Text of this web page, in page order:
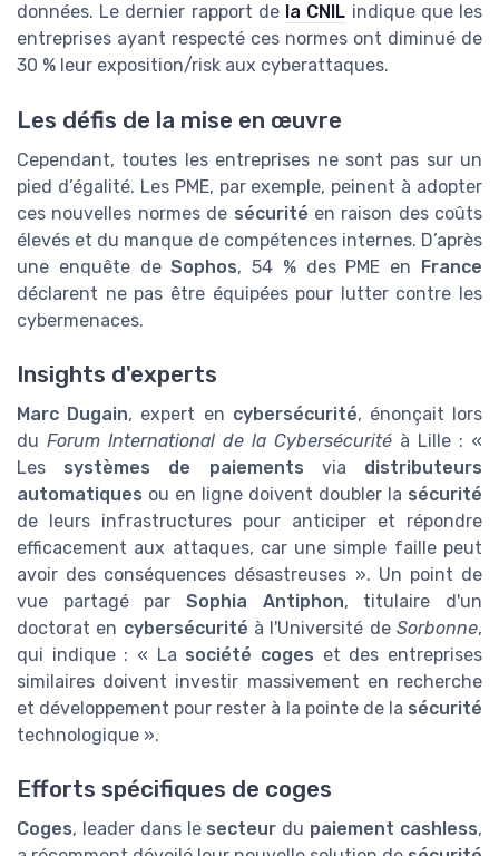
données. Le dernier rapport de la CNIL indique que les
entreprises ayant respecté ces normes ont diminué de
30 % leur exposition/risk aux cyberattaques.
Les défis de la mise en œuvre
Cependant, toutes les entreprises ne sont pas sur un
pied d’égalité. Les PME, par exemple, peinent à adopter
ces nouvelles normes de sécurité en raison des coûts
élevés et du manque de compétences internes. D’après
une enquête deSophos, 54 % des PME en France
déclarent ne pas être équipées pour lutter contre les
cybermenaces.
Insights d'experts
Marc Dugain, expert en cybersécurité, énonçait lors
du Forum International de la Cybersécurité à Lille : «
Les systèmes de paiements via distributeurs
automatiques ou en ligne doivent doubler la sécurité
de leurs infrastructures pour anticiper et répondre
efficacement aux attaques, car une simple faille peut
avoir des conséquences désastreuses ». Un point de
vue partagé par Sophia Antiphon, titulaire d'un
doctorat en cybersécurité à l'Université deSorbonne,
qui indique : « La société coges et des entreprises
similaires doivent investir massivement en recherche
et développement pour rester à la pointe de la sécurité
technologique ».
Efforts spécifiques de coges
Coges, leader dans le secteur du paiement cashless,